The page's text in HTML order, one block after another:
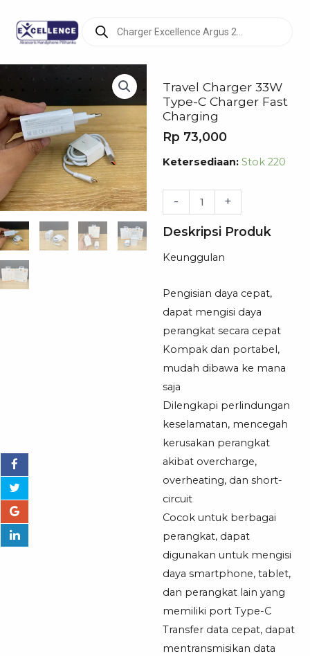
search
Travel Charger 33W
Type-C Charger Fast
Charging
Rp 73,000
Ketersediaan: Stok 220
-
Kuantitas
Charger
33W
Type-
C
Fast
Charging
+
Deskripsi Produk
Keunggulan
Pengisian daya cepat,
dapat mengisi daya
perangkat secara cepat
Kompak dan portabel,
mudah dibawa ke mana
saja
Dilengkapi perlindungan
keselamatan, mencegah
kerusakan perangkat
akibat overcharge,
overheating, dan short-
circuit
Cocok untuk berbagai
perangkat, dapat
digunakan untuk mengisi
daya smartphone, tablet,
dan perangkat lain yang
memiliki port Type-C
Transfer data cepat, dapat
mentransmisikan data